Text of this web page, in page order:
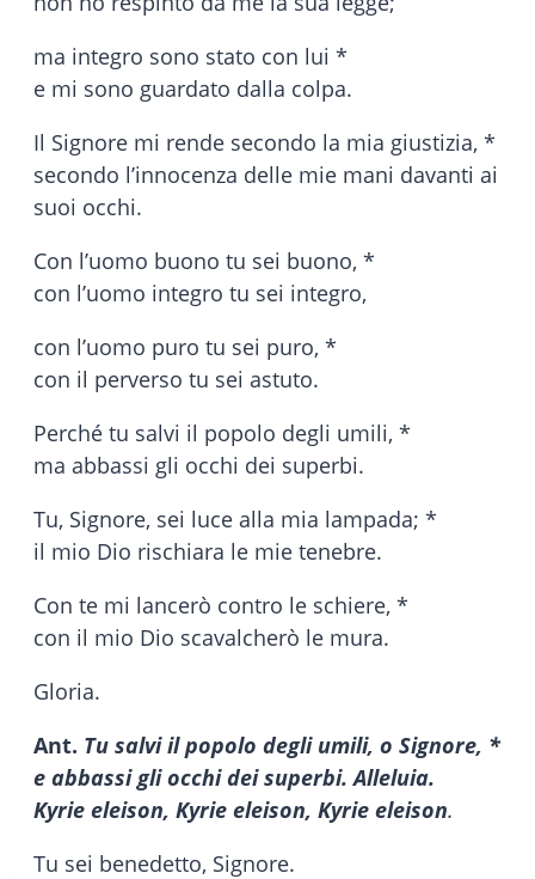
ma integro sono stato con lui *
e mi sono guardato dalla colpa.
Il Signore mi rende secondo la mia giustizia, *
secondo l’innocenza delle mie mani davanti ai
suoi occhi.
Con l’uomo buono tu sei buono, *
con l’uomo integro tu sei integro,
con l’uomo puro tu sei puro, *
con il perverso tu sei astuto.
Perché tu salvi il popolo degli umili, *
ma abbassi gli occhi dei superbi.
Tu, Signore, sei luce alla mia lampada; *
il mio Dio rischiara le mie tenebre.
Con te mi lancerò contro le schiere, *
con il mio Dio scavalcherò le mura.
Gloria.
Ant. Tu salvi il popolo degli umili, o Signore, *
e abbassi gli occhi dei superbi. Alleluia.
Kyrie eleison, Kyrie eleison, Kyrie eleison.
Tu sei benedetto, Signore.